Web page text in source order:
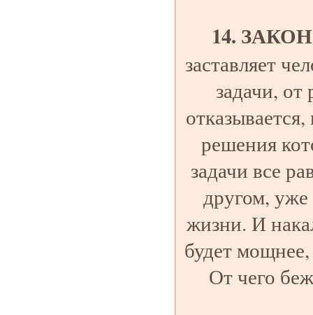
14.
заставляет
задачи,
решения
задачи все
другом, уже
жизни. И
будет
От чего